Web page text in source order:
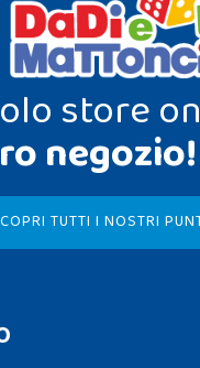
store
negozio!
TUTTI I NOSTRI